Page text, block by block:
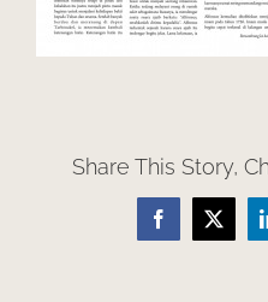
Share This Story,
Facebook
X